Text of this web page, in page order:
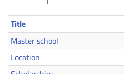
Title
Master school
Location